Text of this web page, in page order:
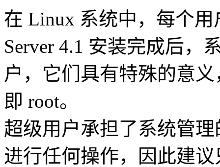
在 Linux 系统中，每个用
Server 4.1 安装完成后，
户，它们具有特殊的意
即 root。
超级用户承担了系统管
进行任何操作，因此建